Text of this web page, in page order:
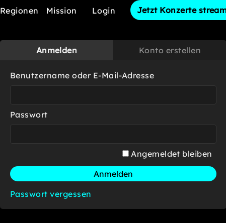
Regionen Mission Login Jetzt Konzerte
Anmelden Konto erstellen
Benutzername oder E-Mail-Adresse
Passwort
Angemeldet bleiben
Passwort vergessen